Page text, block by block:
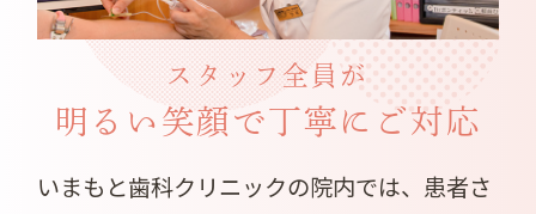
スタッフ全員が
明るい笑顔で丁寧にご対応
いまもと歯科クリニックの院内では、患者さ